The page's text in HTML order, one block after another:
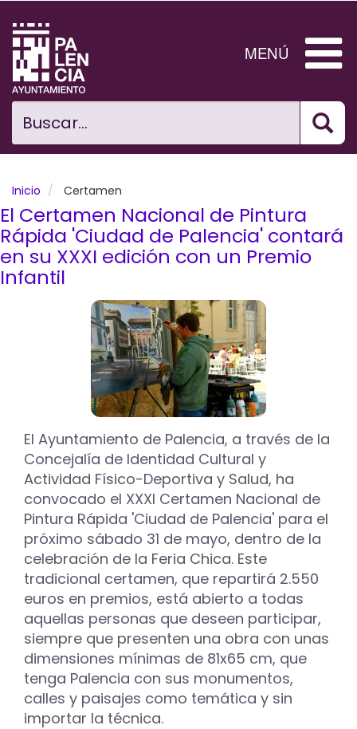
contenido
principal
Buscar...
MENÚ
Ciudad
El Ayuntamiento
Noticias
Planificación Ciudad
Areas municipales
Inicio Certamen
El Certamen Nacional de Pintura
Rápida 'Ciudad de Palencia' contará
en su XXXI edición con un Premio
Infantil
El Ayuntamiento de Palencia, a través de la
Concejalía de Identidad Cultural y
Actividad Físico-Deportiva y Salud, ha
convocado el XXXI Certamen Nacional de
Pintura Rápida 'Ciudad de Palencia' para el
próximo sábado 31 de mayo, dentro de la
celebración de la Feria Chica. Este
tradicional certamen, que repartirá 2.550
euros en premios, está abierto a todas
aquellas personas que deseen participar,
siempre que presenten una obra con unas
dimensiones mínimas de 81x65 cm, que
tenga Palencia con sus monumentos,
calles y paisajes como temática y sin
importar la técnica.